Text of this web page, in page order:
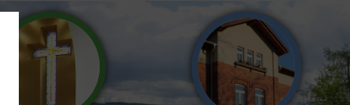
Evangelisch-
Freikirchliche
Gemeinde
Landeskirchliche
Gemeinschaft